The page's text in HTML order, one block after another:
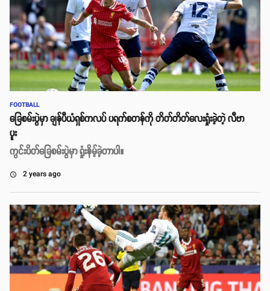
FOOTBALL
ခြေစမ်းပွဲမှာ ချန်ပီယံရှစ်ကလပ် ပရက်စတန်ကို တိတ်တိတ်လေးရှုံးခဲ့တဲ့ လီဗာ
ပူး
ကွင်းပိတ်ခြေစမ်းပွဲမှာ ရှုံးနိမ့်ခဲ့တာပါ။
access_time 2 years ago